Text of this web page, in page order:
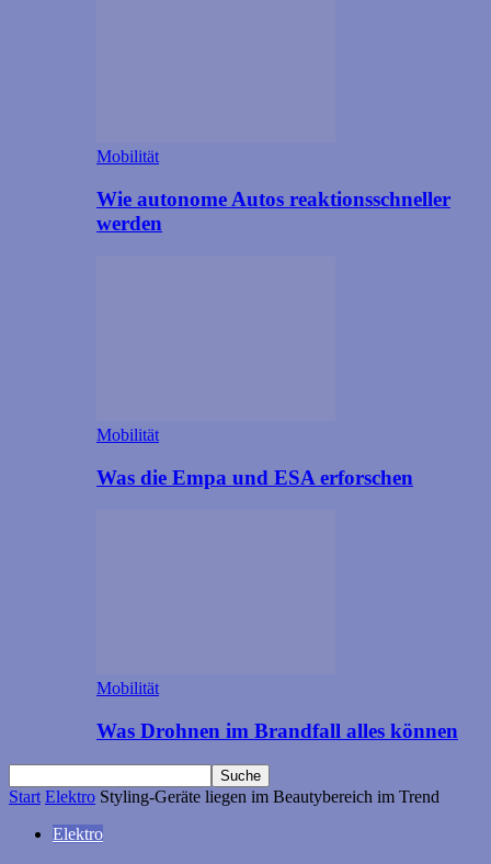
Mobilität
Wie autonome Autos reaktionsschneller
werden
Mobilität
Was die Empa und ESA erforschen
Mobilität
Was Drohnen im Brandfall alles können
Start Elektro Styling-Geräte liegen im Beautybereich im Trend
Elektro